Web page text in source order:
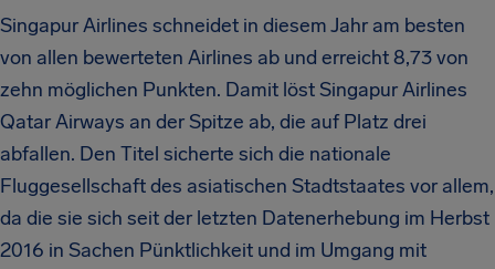
Singapur Airlines schneidet in diesem Jahr am besten
von allen bewerteten Airlines ab und erreicht 8,73 von
zehn möglichen Punkten. Damit löst Singapur Airlines
Qatar Airways an der Spitze ab, die auf Platz drei
abfallen. Den Titel sicherte sich die nationale
Fluggesellschaft des asiatischen Stadtstaates vor allem,
da die sie sich seit der letzten Datenerhebung im Herbst
2016 in Sachen Pünktlichkeit und im Umgang mit